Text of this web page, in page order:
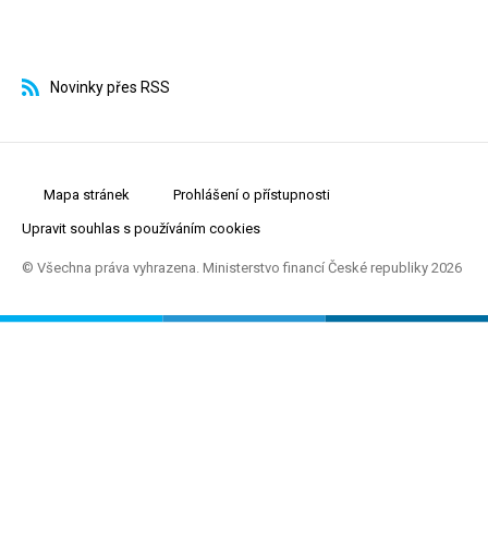
Novinky přes RSS
Mapa stránek Prohlášení o přístupnosti
Upravit souhlas s používáním cookies
© Všechna práva vyhrazena. Ministerstvo financí České republiky 2026